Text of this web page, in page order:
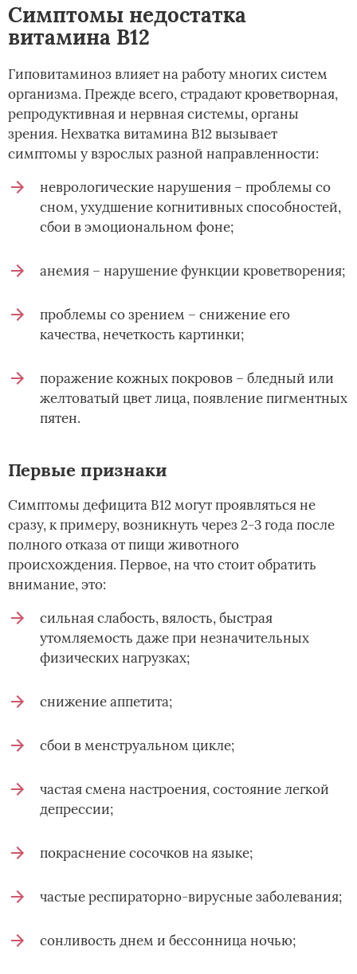
Симптомы недостатка
витамина В12
Гиповитаминоз влияет на работу многих систем
организма. Прежде всего, страдают кроветворная,
репродуктивная и нервная системы, органы
зрения. Нехватка витамина В12 вызывает
симптомы у взрослых разной направленности:
неврологические нарушения – проблемы со
сном, ухудшение когнитивных способностей,
сбои в эмоциональном фоне;
анемия – нарушение функции кроветворения;
проблемы со зрением – снижение его
качества, нечеткость картинки;
поражение кожных покровов – бледный или
желтоватый цвет лица, появление пигментных
пятен.
Первые признаки
Симптомы дефицита В12 могут проявляться не
сразу, к примеру, возникнуть через 2-3 года после
полного отказа от пищи животного
происхождения. Первое, на что стоит обратить
внимание, это:
сильная слабость, вялость, быстрая
утомляемость даже при незначительных
физических нагрузках;
снижение аппетита;
сбои в менструальном цикле;
частая смена настроения, состояние легкой
депрессии;
покраснение сосочков на языке;
частые респираторно-вирусные заболевания;
сонливость днем и бессонница ночью;